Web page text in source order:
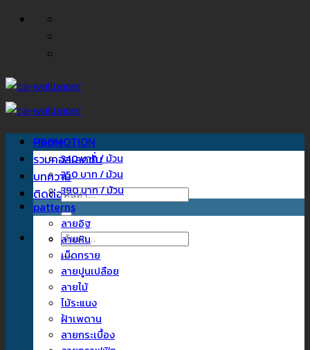
ข้าม
Home
รวมคอลเลคชั่น
บทความ
ติดต่อเรา
ค้นหา:
ค้นหา:
PROMOTION
340 บาท / ม้วน
350 บาท / ม้วน
390 บาท / ม้วน
patterns
ลายอิฐ
ลายหิน
เม็ดทราย
ลายปูนเปลือย
ลายไม้
ไม้ระแนง
ฝ้าเพดาน
ลายกระเบื้อง